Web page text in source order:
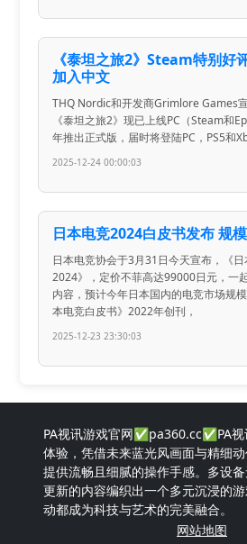
《泰坦之旅2》Steam特别好
加入中文
THQ Nordic和开发商Grimlore Games
《泰坦之旅2》现已上线PC（Steam和
年推出正式版，届时将登陆PC，PS5和
2025-12-24 00:00:03
日本电竞2024白皮书发布 规
日本电竞协会于3月31日今天宣布，《
2024》，定价不菲高达99000日元，一
内容，预计今年日本国内的电竞市场规
本电竞白皮书》2022年创刊，
2025-12-23 23:30:03
PA视讯游戏官网✅pa360.cc✅PA
体验，凭借未来蓝光风画面与精细
提供流畅且细腻的操作手感。多设
更新的内容编织出一个多元沉浸的
动都成为科技与艺术的完美融合。
网站地图